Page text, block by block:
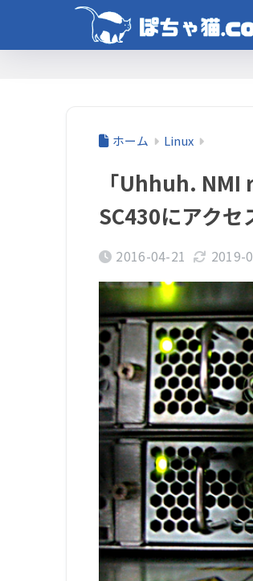
ホーム Linux
「Uhhuh.
SC430にアクセ
2016-04-21 2019-